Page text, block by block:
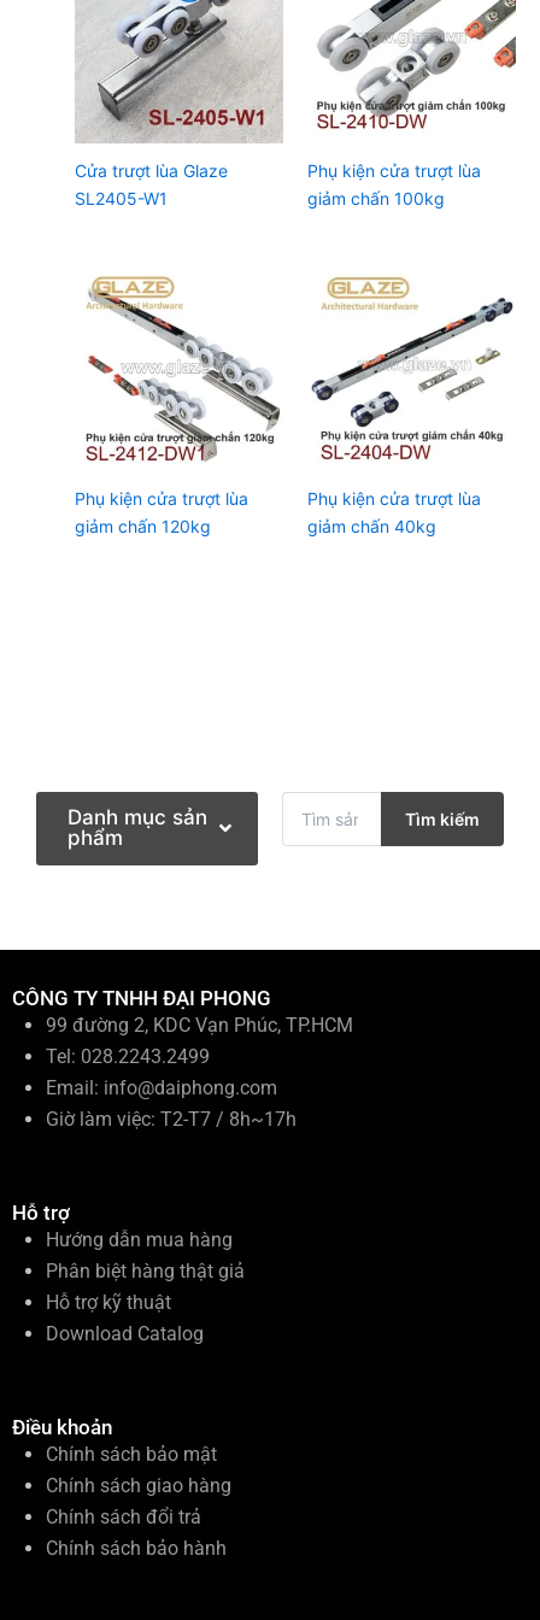
m
m
Tìm kiếm
Danh mục sản
phẩm
Cửa trượt lùa Glaze
SL2405-W1
Phụ kiện cửa trượt lùa
giảm chấn 100kg
Phụ kiện cửa trượt lùa
giảm chấn 120kg
Phụ kiện cửa trượt lùa
giảm chấn 40kg
CÔNG TY TNHH ĐẠI PHONG
99 đường 2, KDC Vạn Phúc, TP.HCM
Tel: 028.2243.2499
Email: info@daiphong.com
Giờ làm việc: T2-T7 / 8h~17h
Hỗ trợ
Hướng dẫn mua hàng
Phân biệt hàng thật giả
Hỗ trợ kỹ thuật
Download Catalog
Điều khoản
Chính sách bảo mật
Chính sách giao hàng
Chính sách đổi trả
Chính sách bảo hành